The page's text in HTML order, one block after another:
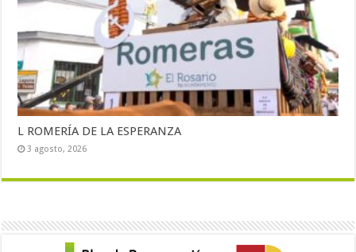
L ROMERÍA DE LA ESPERANZA
3 agosto, 2026